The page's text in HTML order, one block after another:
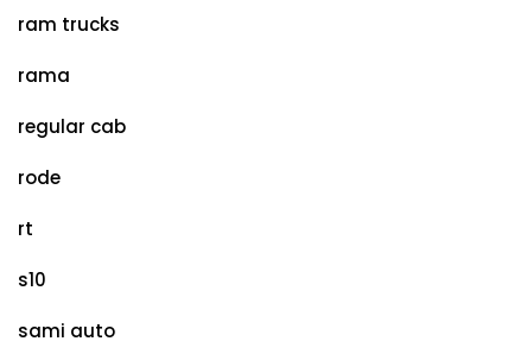
ram trucks
rama
regular cab
rode
rt
s10
sami auto